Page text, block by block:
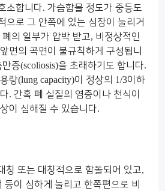
소합니다.가슴함몰 정도가 중등도
으로 그 안쪽에 있는 심장이 눌리거
의 일부가 압박 받고, 비정상적인
면의 곡면이 불규칙하게 구성됩니
만증(scoliosis)을 초래하기도 합니다.
량(lung capacity)이 정상의 1/3이하
.간혹 폐 실질의 염증이나 천식이
이 심해질 수 있습니다.
칭 또는 대칭적으로 함돌되어 있고,
등이 심하게 눌리고 한쪽편으로 비